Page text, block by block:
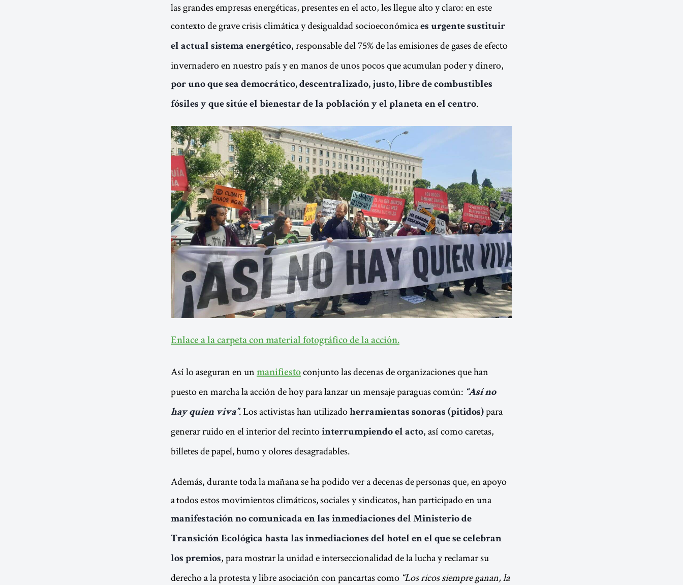
las grandes empresas energéticas, presentes en el acto, les llegue alto y claro: en este
contexto de grave crisis climática y desigualdad socioeconómica es urgente sustituir
el actual sistema energético, responsable del 75% de las emisiones de gases de efecto
invernadero en nuestro país y en manos de unos pocos que acumulan poder y dinero,
por uno que sea democrático, descentralizado, justo, libre de combustibles
fósiles y que sitúe el bienestar de la población y el planeta en el centro.
Enlace a la carpeta con material fotográfico de la acción.
Así lo aseguran en un manifiesto conjunto las decenas de organizaciones que han
puesto en marcha la acción de hoy para lanzar un mensaje paraguas común: “Así no
hay quien viva”. Los activistas han utilizado herramientas sonoras (pitidos) para
generar ruido en el interior del recinto interrumpiendo el acto, así como caretas,
billetes de papel, humo y olores desagradables.
Además, durante toda la mañana se ha podido ver a decenas de personas que, en apoyo
a todos estos movimientos climáticos, sociales y sindicatos, han participado en una
manifestación no comunicada en las inmediaciones del Ministerio de
Transición Ecológica hasta las inmediaciones del hotel en el que se celebran
los premios, para mostrar la unidad e interseccionalidad de la lucha y reclamar su
derecho a la protesta y libre asociación con pancartas como “Los ricos siempre ganan, la